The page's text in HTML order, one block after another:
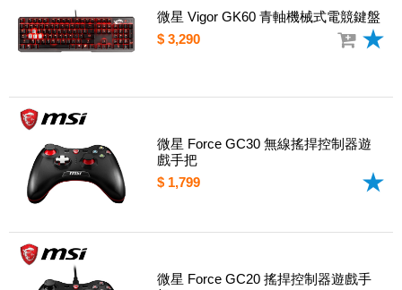
微星 Vigor GK60 青軸機械式電競鍵盤
$ 3,290
微星 Force GC30 無線搖捍控制器遊
戲手把
$ 1,799
微星 Force GC20 搖捍控制器遊戲手